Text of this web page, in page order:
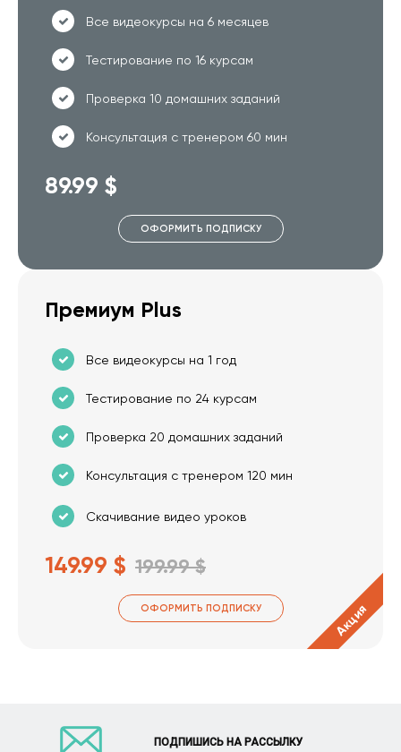
Все видеокурсы на 6 месяцев
Тестирование по 16 курсам
Проверка 10 домашних заданий
Консультация с тренером 60 мин
89.99 $
ОФОРМИТЬ ПОДПИСКУ
Премиум Plus
Все видеокурсы на 1 год
Тестирование по 24 курсам
Проверка 20 домашних заданий
Консультация с тренером 120 мин
Скачивание видео уроков
149.99 $ 199.99 $
ОФОРМИТЬ ПОДПИСКУ Акция
ПОДПИШИСЬ НА РАССЫЛКУ